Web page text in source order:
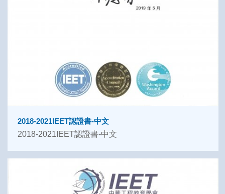
2018-2021IEET認證書-中文
2018-2021IEET認證書-中文